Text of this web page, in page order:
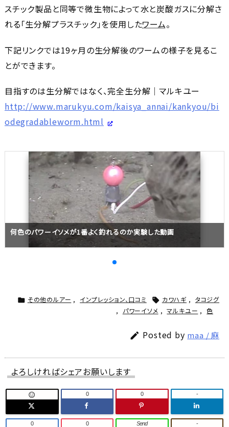
スチック製品と同等で微生物によって水と炭酸ガスに分解さ
れる「生分解プラスチック」を使用したワーム。
下記リンクでは19ヶ月の生分解後のワームの様子を見るこ
とができます。
目指すのは生分解ではなく、完全生分解｜マルキユー
http://www.marukyu.com/kaisya_annai/kankyou/bi
odegradableworm.html
何色のパワーイソメが1番よく釣れるのか実験した動画
 その他のルアー , インプレッション、口コミ  カワハギ , タコジグ
,
パワーイソメ , マルキユー , 色
 Posted by maa / 麻
よろしければシェアお願いします
 0 0 -
0 0 Send -